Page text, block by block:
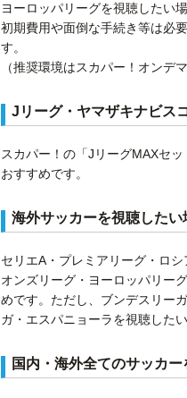
ヨーロッパリーグを視聴したい
初期費用や面倒な手続き等は必
す。
（推奨環境はスカパー！オンデ
Jリーグ・ヤマザキナビス
スカパー！の「JリーグMAXセ
おすすめです。
海外サッカーを視聴したい
セリエA・プレミアリーグ・ロ
オンズリーグ・ヨーロッパリー
めです。ただし、ブンデスリー
ガ・エスパニョーラを視聴した
国内・海外全てのサッカ